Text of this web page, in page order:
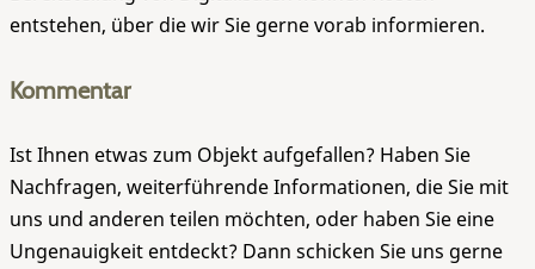
entstehen, über die wir Sie gerne vorab informieren.
Kommentar
Ist Ihnen etwas zum Objekt aufgefallen? Haben Sie
Nachfragen, weiterführende Informationen, die Sie mit
uns und anderen teilen möchten, oder haben Sie eine
Ungenauigkeit entdeckt? Dann schicken Sie uns gerne